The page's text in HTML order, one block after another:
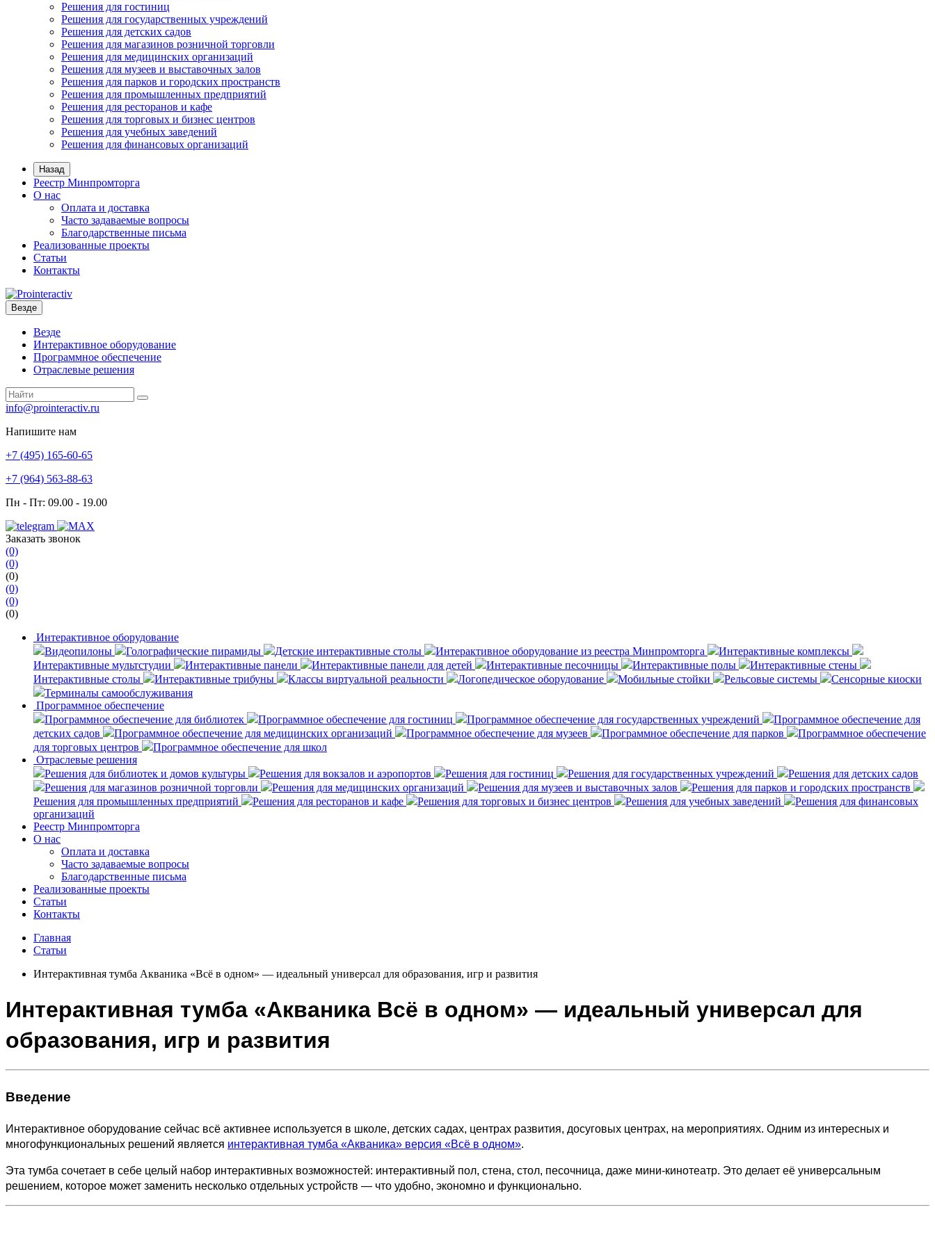
Решения для гостиниц
Решения для государственных учреждений
Решения для детских садов
Решения для магазинов розничной торговли
Решения для медицинских организаций
Решения для музеев и выставочных залов
Решения для парков и городских пространств
Решения для промышленных предприятий
Решения для ресторанов и кафе
Решения для торговых и бизнес центров
Решения для учебных заведений
Решения для финансовых организаций
Назад
Реестр Минпромторга
О нас
Оплата и доставка
Часто задаваемые вопросы
Благодарственные письма
Реализованные проекты
Статьи
Контакты
Везде
Везде
Интерактивное оборудование
Программное обеспечение
Отраслевые решения
info@prointeractiv.ru
Напишите нам
+7 (495) 165-60-65
+7 (964) 563-88-63
Пн - Пт: 09.00 - 19.00
Заказать звонок
(0)
(0)
(0)
(0)
(0)
(0)
Интерактивное оборудование
Видеопилоны
Голографические пирамиды Детские интерактивные столы Интерактивное оборудование из реестра Минпромторга
Интерактивные комплексы
Интерактивные мультстудии
Интерактивные панели Интерактивные панели для детей Интерактивные песочницы Интерактивные полы
Интерактивные стены
Интерактивные столы
Интерактивные трибуны Классы виртуальной реальности Логопедическое оборудование Мобильные стойки Рельсовые системы
Сенсорные киоски
Терминалы самообслуживания
Программное обеспечение
Программное обеспечение для библиотек
Программное обеспечение для гостиниц Программное обеспечение для государственных учреждений
Программное обеспечение для
детских садов
Программное обеспечение для медицинских организаций Программное обеспечение для музеев Программное обеспечение для парков
Программное обеспечение
для торговых центров
Программное обеспечение для школ
Отраслевые решения
Решения для библиотек и домов культуры
Решения для вокзалов и аэропортов Решения для гостиниц Решения для государственных учреждений
Решения для детских садов
Решения для магазинов розничной торговли
Решения для медицинских организаций Решения для музеев и выставочных залов
Решения для парков и городских пространств
Решения для промышленных предприятий
Решения для ресторанов и кафе Решения для торговых и бизнес центров Решения для учебных заведений
Решения для финансовых
организаций
Реестр Минпромторга
О нас
Оплата и доставка
Часто задаваемые вопросы
Благодарственные письма
Реализованные проекты
Статьи
Контакты
Главная
Статьи
Интерактивная тумба Акваника «Всё в одном» — идеальный универсал для образования, игр и развития
Интерактивная тумба «Акваника Всё в одном» — идеальный универсал для
образования, игр и развития
Введение
Интерактивное оборудование сейчас всё активнее используется в школе, детских садах, центрах развития, досуговых центрах, на мероприятиях. Одним из интересных и
многофункциональных решений является интерактивная тумба «Акваника» версия «Всё в одном».
Эта тумба сочетает в себе целый набор интерактивных возможностей: интерактивный пол, стена, стол, песочница, даже мини-кинотеатр. Это делает её универсальным
решением, которое может заменить несколько отдельных устройств — что удобно, экономно и функционально.